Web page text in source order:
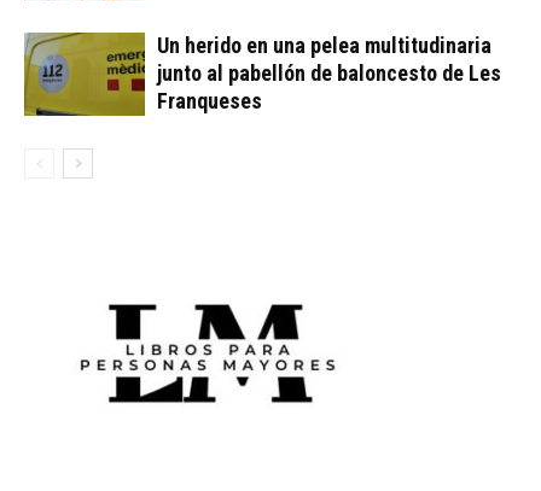
Un herido en una pelea multitudinaria
junto al pabellón de baloncesto de Les
Franqueses